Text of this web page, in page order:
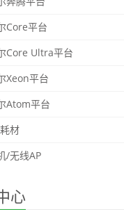
Core平台
Core Ultra平台
Xeon平台
Atom平台
材
/无线AP
心